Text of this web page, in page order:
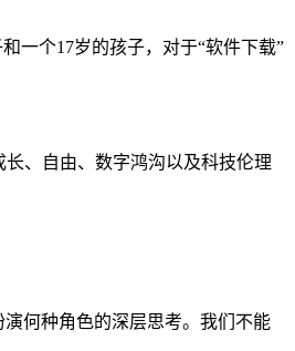
一个17岁的孩子，对于“软件下载”
、自由、数字鸿沟以及科技伦理
何种角色的深层思考。我们不能